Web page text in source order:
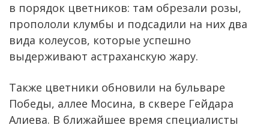
в порядок цветников: там обрезали розы,
пропололи клумбы и подсадили на них два
вида колеусов, которые успешно
выдерживают астраханскую жару.
Также цветники обновили на бульваре
Победы, аллее Мосина, в сквере Гейдара
Алиева. В ближайшее время специалисты